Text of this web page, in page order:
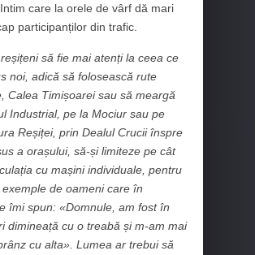
care la orele de vârf dă mari
participanților din trafic.
să fie mai atenți la ceea ce
noi, adică să folosească rute
Calea Timișoarei sau să meargă
Industrial, pe la Mociur sau pe
Reșiței, prin Dealul Crucii înspre
a orașului, să-și limiteze pe cât
cu mașini individuale, pentru
de oameni care în
îmi spun: «Domnule, am fost în
dimineață cu o treabă și m-am mai
cu alta». Lumea ar trebui să